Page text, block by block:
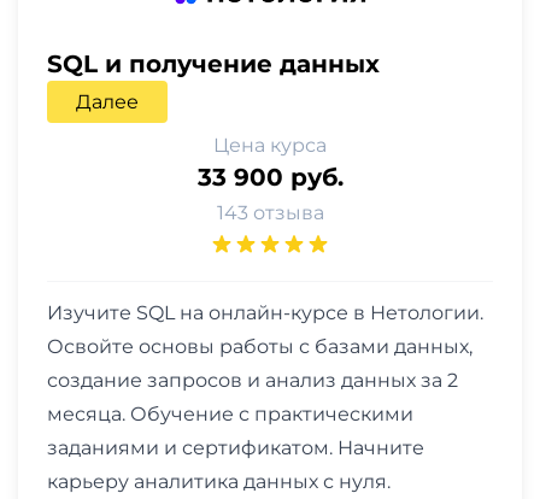
SQL и получение данных
Далее
Цена курса
33 900 руб.
143 отзыва
Изучите SQL на онлайн-курсе в Нетологии.
Освойте основы работы с базами данных,
создание запросов и анализ данных за 2
месяца. Обучение с практическими
заданиями и сертификатом. Начните
карьеру аналитика данных с нуля.